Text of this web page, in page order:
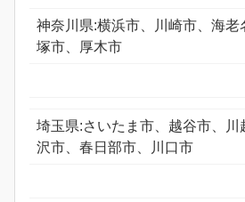
神奈川県:横浜市、川崎市、海老
塚市、厚木市
埼玉県:さいたま市、越谷市、川
沢市、春日部市、川口市